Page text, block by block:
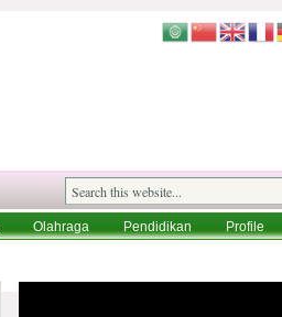
Olahraga Pendidikan Profile